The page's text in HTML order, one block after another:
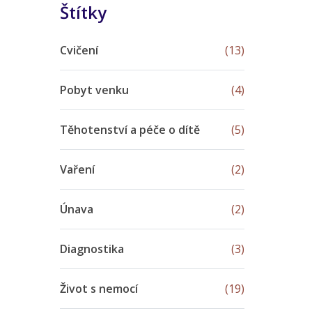
Štítky
Cvičení (13)
Pobyt venku (4)
Těhotenství a péče o dítě (5)
Vaření (2)
Únava (2)
Diagnostika (3)
Život s nemocí (19)